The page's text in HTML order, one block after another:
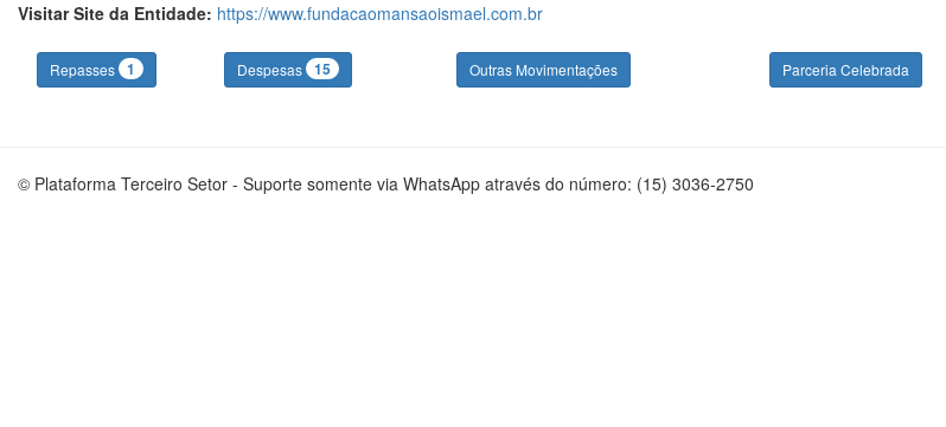
Visitar Site da Entidade: https://www.fundacaomansaoismael.com.br
Repasses 1 Despesas 15 Outras Movimentações Parceria Celebrada
© Plataforma Terceiro Setor - Suporte somente via WhatsApp através do número: (15) 3036-2750